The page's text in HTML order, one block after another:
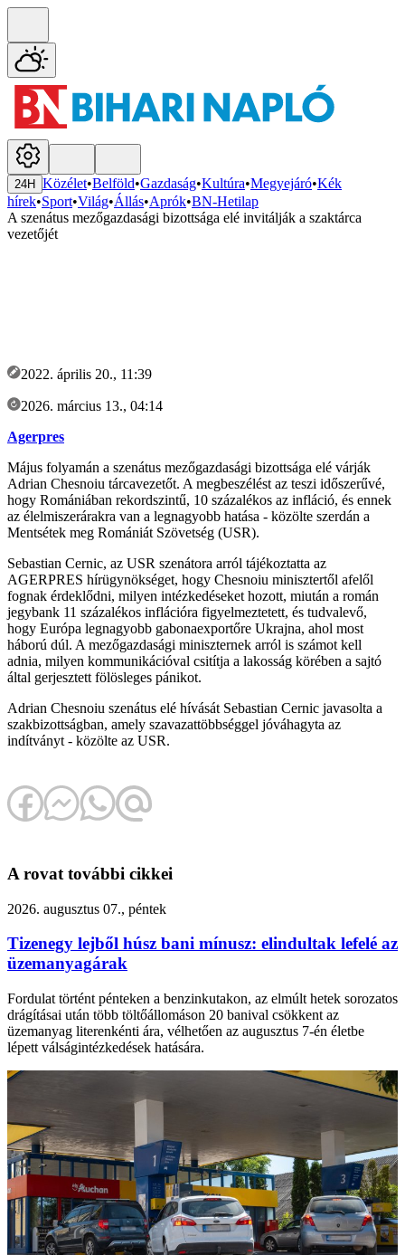
24H Közélet•Belföld•Gazdaság•Kultúra•Megyejáró•Kék
hírek•Sport•Világ•Állás•Aprók•BN-Hetilap
A szenátus mezőgazdasági bizottsága elé invitálják a szaktárca
vezetőjét
2022. április 20., 11:39
2026. március 13., 04:14
Agerpres
Május folyamán a szenátus mezőgazdasági bizottsága elé várják
Adrian Chesnoiu tárcavezetőt. A megbeszélést az teszi időszerűvé,
hogy Romániában rekordszintű, 10 százalékos az infláció, és ennek
az élelmiszerárakra van a legnagyobb hatása - közölte szerdán a
Mentsétek meg Romániát Szövetség (USR).
Sebastian Cernic, az USR szenátora arról tájékoztatta az
AGERPRES hírügynökséget, hogy Chesnoiu minisztertől afelől
fognak érdeklődni, milyen intézkedéseket hozott, miután a román
jegybank 11 százalékos inflációra figyelmeztetett, és tudvalevő,
hogy Európa legnagyobb gabonaexportőre Ukrajna, ahol most
háború dúl. A mezőgazdasági miniszternek arról is számot kell
adnia, milyen kommunikációval csitítja a lakosság körében a sajtó
által gerjesztett fölösleges pánikot.
Adrian Chesnoiu szenátus elé hívását Sebastian Cernic javasolta a
szakbizottságban, amely szavazattöbbséggel jóváhagyta az
indítványt - közölte az USR.
A rovat további cikkei
2026. augusztus 07., péntek
Tizenegy lejből húsz bani mínusz: elindultak lefelé az
üzemanyagárak
Fordulat történt pénteken a benzinkutakon, az elmúlt hetek sorozatos
drágításai után több töltőállomáson 20 banival csökkent az
üzemanyag literenkénti ára, vélhetően az augusztus 7-én életbe
lépett válságintézkedések hatására.